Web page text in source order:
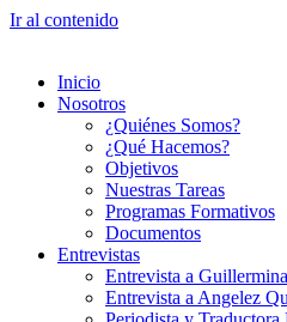
Ir al contenido
Inicio
Nosotros
¿Quiénes Somos?
¿Qué Hacemos?
Objetivos
Nuestras Tareas
Programas Formativos
Documentos
Entrevistas
Entrevista a
Entrevista a Angelez